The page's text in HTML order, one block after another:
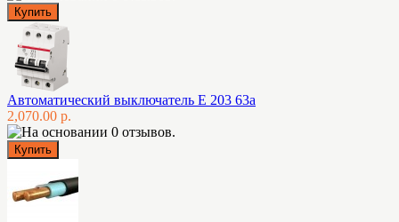
Автоматический выключатель E 203 63а
2,070.00 р.